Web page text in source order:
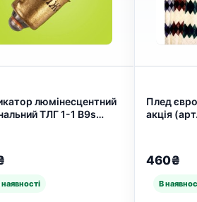
люмінесцентний
ТЛГ 1-1 B9s
Плед
акція
460₴